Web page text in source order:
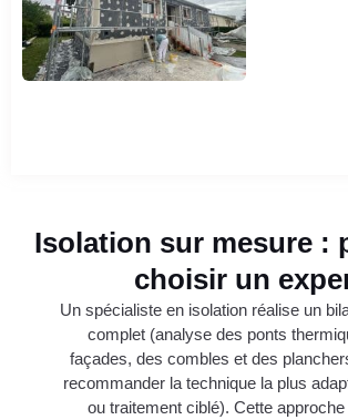
Isolation sur mesure :
choisir un
Un spécialiste en isolation réalise un
complet (analyse des ponts
façades, des combles et des
recommander la technique la plus
ou traitement ciblé). Cette